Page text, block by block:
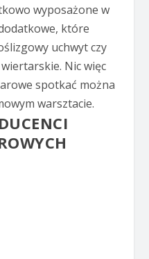
wyposażone w
które
uchwyt czy
Nic więc
spotkać można
warsztacie.